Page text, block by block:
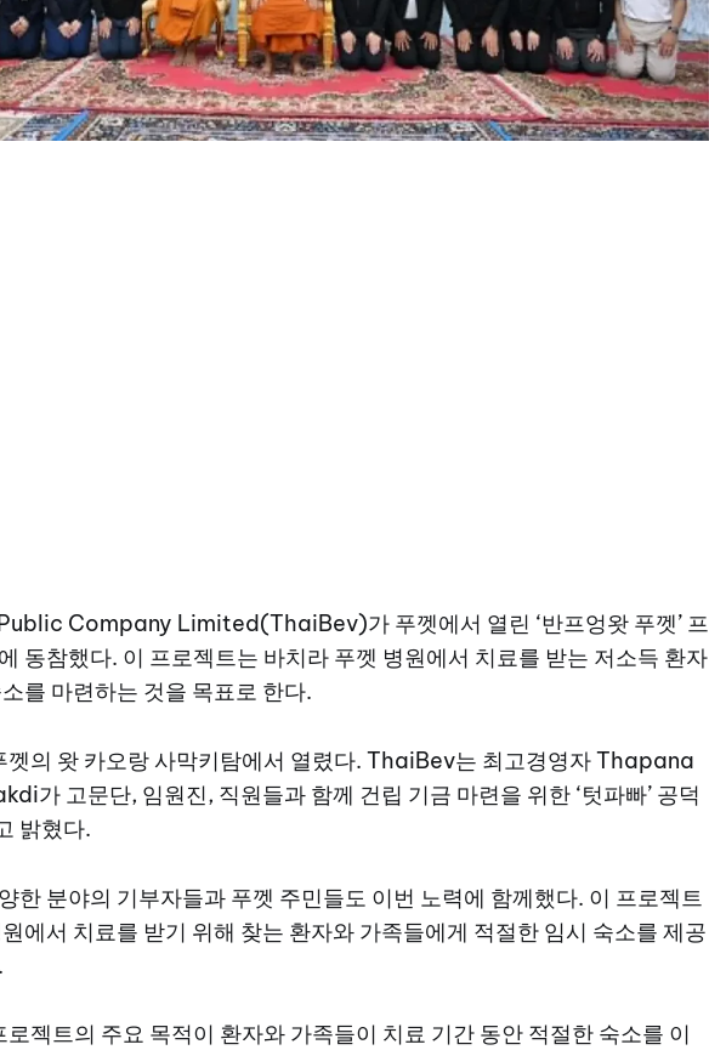
Company Limited(ThaiBev)가 푸껫에서 열린 ‘반프엉왓 푸껫’ 프
동참했다. 이 프로젝트는 바치라 푸껫 병원에서 치료를 받는 저소득 환자
를 마련하는 것을 목표로 한다.
껫의 왓 카오랑 사막키탐에서 열렸다. ThaiBev는 최고경영자 Thapana
가 고문단, 임원진, 직원들과 함께 건립 기금 마련을 위한 ‘텃파빠’ 공덕
밝혔다.
한 분야의 기부자들과 푸껫 주민들도 이번 노력에 함께했다. 이 프로젝트
에서 치료를 받기 위해 찾는 환자와 가족들에게 적절한 임시 숙소를 제공
젝트의 주요 목적이 환자와 가족들이 치료 기간 동안 적절한 숙소를 이